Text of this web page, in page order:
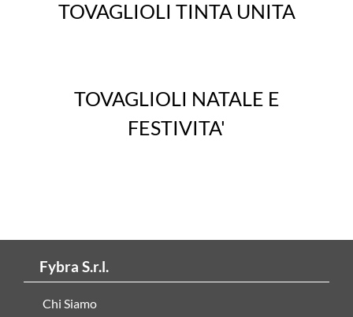
TOVAGLIOLI TINTA UNITA
TOVAGLIOLI NATALE E
FESTIVITA'
Fybra S.r.l.
Chi Siamo